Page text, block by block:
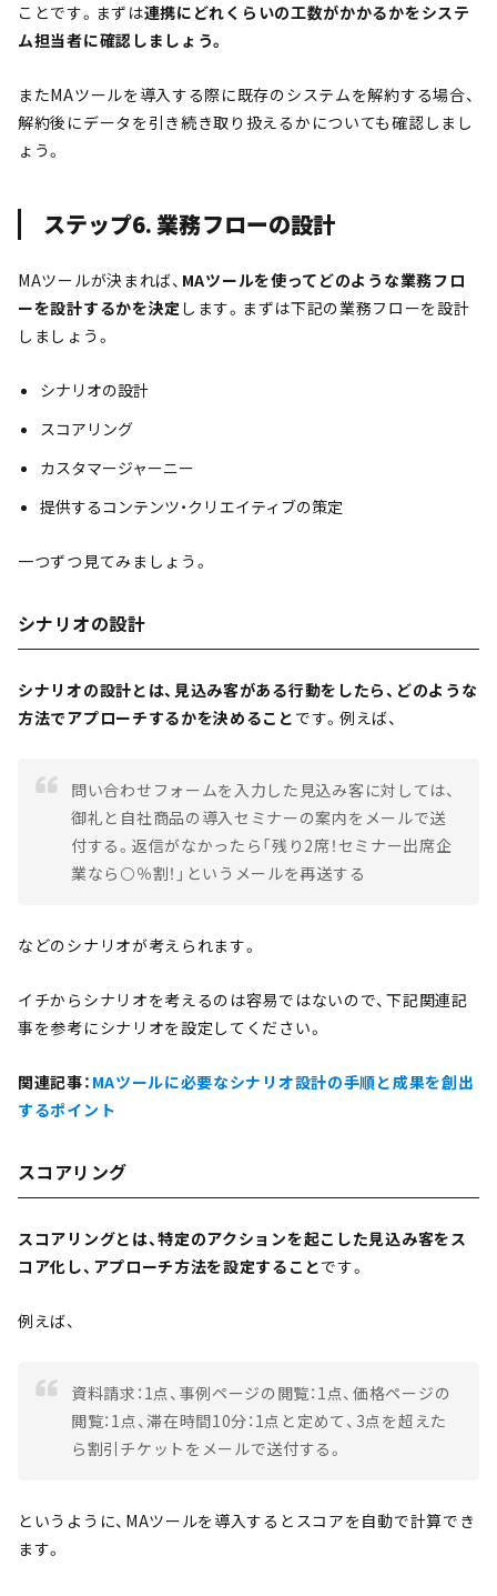
ことです。まずは連携にどれくらいの工数がかかるかをシステ
ム担当者に確認しましょう。
またMAツールを導入する際に既存のシステムを解約する場合、
解約後にデータを引き続き取り扱えるかについても確認しまし
ょう。
ステップ6. 業務フローの設計
MAツールが決まれば、 MAツールを使ってどのような業務フロ
ーを設計するかを決定 します。まずは下記の業務フローを設計
しましょう。
シナリオの設計
スコアリング
カスタマージャーニー
提供するコンテンツ・クリエイティブの策定
一つずつ見てみましょう。
シナリオの設計
シナリオの設計とは、見込み客がある行動をしたら、どのような
方法でアプローチするかを決めること です。例えば、
問い合わせフォームを入力した見込み客に対しては、
御礼と自社商品の導入セミナーの案内をメールで送
付する。返信がなかったら「残り2席！セミナー出席企
業なら⚪️％割！」というメールを再送する
などのシナリオが考えられます。
イチからシナリオを考えるのは容易ではないので、下記関連記
事を参考にシナリオを設定してください。
関連記事： MAツールに必要なシナリオ設計の手順と成果を創出
するポイント
スコアリング
スコアリングとは、特定のアクションを起こした見込み客をス
コア化し、アプローチ方法を設定することです。
例えば、
資料請求：1点、事例ページの閲覧：1点、価格ページの
閲覧：1点、滞在時間10分：1点と定めて、3点を超えた
ら割引チケットをメールで送付する。
というように、MAツールを導入するとスコアを自動で計算でき
ます。